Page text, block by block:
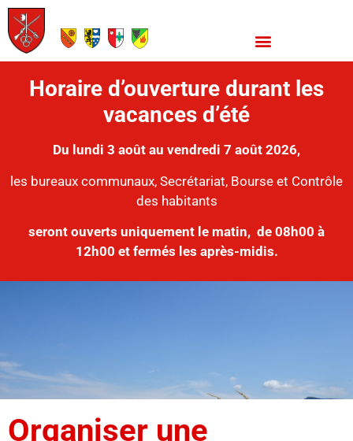
Horaire d’ouverture durant les
vacances d’été
Du lundi 3 août au vendredi 7 août 2026,
les bureaux communaux, Secrétariat, Bourse et Contrôle
des habitants
seront ouverts uniquement le matin, de 08h00 à
12h00 et fermés les après-midis.
Organiser une